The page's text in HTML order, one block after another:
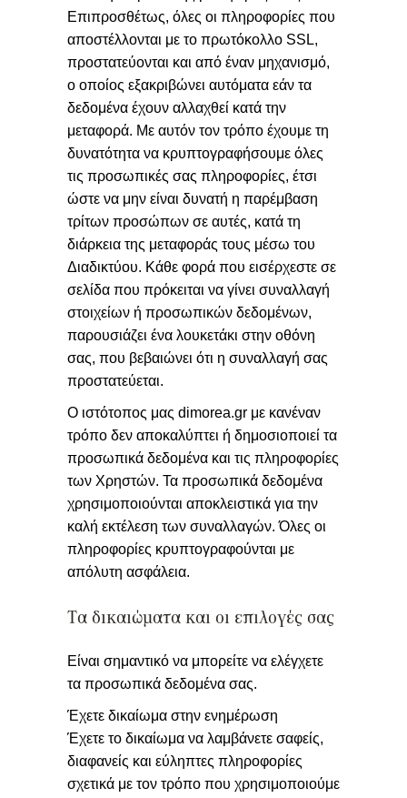
Επιπροσθέτως, όλες οι πληροφορίες που
αποστέλλονται με το πρωτόκολλο SSL,
προστατεύονται και από έναν μηχανισμό,
ο οποίος εξακριβώνει αυτόματα εάν τα
δεδομένα έχουν αλλαχθεί κατά την
μεταφορά. Με αυτόν τον τρόπο έχουμε τη
δυνατότητα να κρυπτογραφήσουμε όλες
τις προσωπικές σας πληροφορίες, έτσι
ώστε να μην είναι δυνατή η παρέμβαση
τρίτων προσώπων σε αυτές, κατά τη
διάρκεια της μεταφοράς τους μέσω του
Διαδικτύου. Kάθε φορά που εισέρχεστε σε
σελίδα που πρόκειται να γίνει συναλλαγή
στοιχείων ή προσωπικών δεδομένων,
παρουσιάζει ένα λουκετάκι στην οθόνη
σας, που βεβαιώνει ότι η συναλλαγή σας
προστατεύεται.
Ο ιστότοπος μας dimorea.gr με κανέναν
τρόπο δεν αποκαλύπτει ή δημοσιοποιεί τα
προσωπικά δεδομένα και τις πληροφορίες
των Χρηστών. Τα προσωπικά δεδομένα
χρησιμοποιούνται αποκλειστικά για την
καλή εκτέλεση των συναλλαγών. Όλες οι
πληροφορίες κρυπτογραφούνται με
απόλυτη ασφάλεια.
Τα δικαιώματα και οι επιλογές σας
Είναι σημαντικό να μπορείτε να ελέγχετε
τα προσωπικά δεδομένα σας.
Έχετε δικαίωμα στην ενημέρωση
Έχετε το δικαίωμα να λαμβάνετε σαφείς,
διαφανείς και εύληπτες πληροφορίες
σχετικά με τον τρόπο που χρησιμοποιούμε